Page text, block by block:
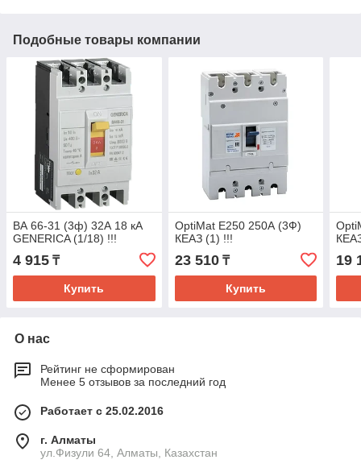
Подобные товары компании
ВА 66-31 (3ф) 32А 18 кА
GENERICA (1/18) !!!
4 915 ₸
Купить
OptiMat E250 250А (3Ф)
КЕАЗ (1) !!!
23 510₸
Купить
19
О нас
Рейтинг не сформирован
Менее 5 отзывов за последний год
Работает с 25.02.2016
г. Алматы
ул.Физули 64, Алматы, Казахстан